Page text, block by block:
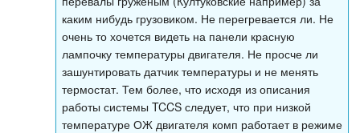
каким нибудь грузовиком. Не перегревается ли. Не
очень то хочется видеть на панели красную
лампочку температуры двигателя. Не просче ли
зашунтировать датчик температуры и не менять
термостат. Тем более, что исходя из описания
работы системы TCCS следует, что при низкой
температуре ОЖ двигателя комп работает в режиме